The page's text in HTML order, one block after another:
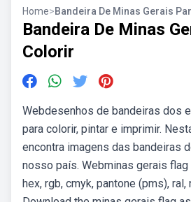
Home>Bandeira De Minas Gerais
Bandeira De Minas
Colorir
Webdesenhos de bandeiras dos
para colorir, pintar e imprimir.
encontra imagens das bandeiras
nosso país. Webminas gerais
hex, rgb, cmyk, pantone (pms), ral,